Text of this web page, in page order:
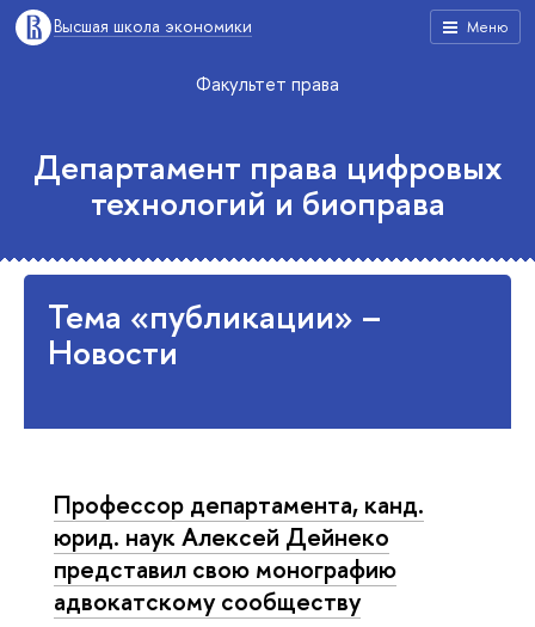
Меню
Высшая школа экономики
Факультет права
Департамент права цифровых
технологий и биоправа
Тема «публикации» –
Новости
Профессор департамента, канд.
юрид. наук Алексей Дейнеко
представил свою монографию
адвокатскому сообществу